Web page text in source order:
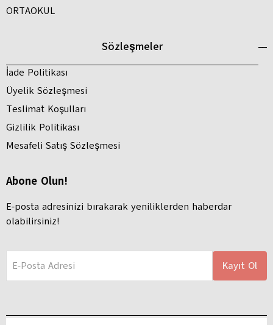
ORTAOKUL
Sözleşmeler
İade Politikası
Üyelik Sözleşmesi
Teslimat Koşulları
Gizlilik Politikası
Mesafeli Satış Sözleşmesi
Abone Olun!
E-posta adresinizi bırakarak yeniliklerden haberdar
olabilirsiniz!
E-Posta Adresi Kayıt Ol